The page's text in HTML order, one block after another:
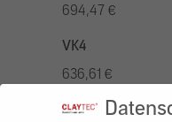
694,47 €
VK4
636,61 €
VK5